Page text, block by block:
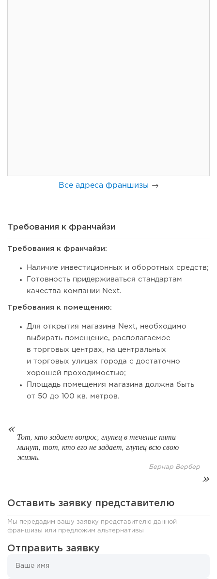
48 0 0
миллиарды:...
Отзыв SSL-сертификатов у банков: как это влияет на
Все адреса франшизы →
Требования к франчайзи
Требования к франчайзи:
Наличие инвестиционных и оборотных средств;
Готовность придерживаться стандартам
качества компании Next.
Требования к помещению:
Для открытия магазина Next, необходимо
выбирать помещение, располагаемое
в торговых центрах, на центральных
и торговых улицах города с достаточно
хорошей проходимостью;
Площадь помещения магазина должна быть
от 50 до 100 кв. метров.
Тот, кто задает вопрос, глупец в течение пяти
минут, тот, кто его не задает, глупец всю свою
жизнь.
Бернар Вербер
Оставить заявку представителю
Мы передадим вашу заявку представителю данной
франшизы или предложим альтернативы
Отправить заявку